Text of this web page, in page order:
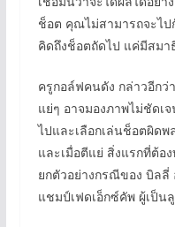
ช็อต คุณไม่สามารถจะไป
คิดถึงช็อตถัดไป แค่มีสมา
ครูกอล์ฟคนดัง กล่าวอีก
แย่ๆ อาจมองภาพไม่ชัดเ
ไปและเลือกเล่นช็อตผิดพ
และเมื่อตีแย่ สิ่งแรกที่ต้อ
ยกตัวอย่างกรณีของ บิลลี่
แชมป์เฟดเอ็กซ์คัพ ผู้เป็น